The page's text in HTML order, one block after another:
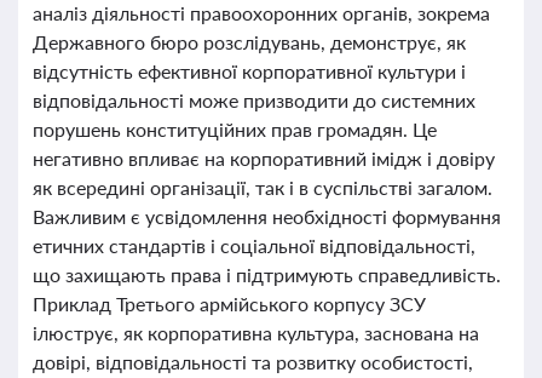
аналіз діяльності правоохоронних органів, зокрема
Державного бюро розслідувань, демонструє, як
відсутність ефективної корпоративної культури і
відповідальності може призводити до системних
порушень конституційних прав громадян. Це
негативно впливає на корпоративний імідж і довіру
як всередині організації, так і в суспільстві загалом.
Важливим є усвідомлення необхідності формування
етичних стандартів і соціальної відповідальності,
що захищають права і підтримують справедливість.
Приклад Третього армійського корпусу ЗСУ
ілюструє, як корпоративна культура, заснована на
довірі, відповідальності та розвитку особистості,